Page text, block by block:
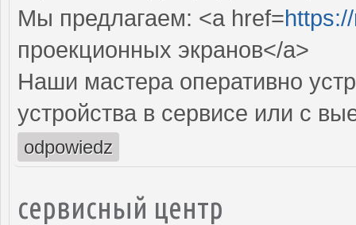
Мы предлагаем: <a href=
проекционных экранов</a>
Наши мастера оперативно
устройства в сервисе или с
odpowiedz
сервисный центр